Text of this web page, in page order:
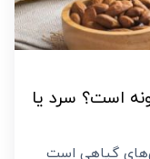
است؟ سرد یا
گیاهی است